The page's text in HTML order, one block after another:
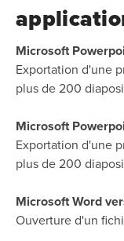
Microsoft
Exportation d'une
plus de 200
Microsoft
Exportation d'une
plus de 200
Microsoft Word
Ouverture d'un